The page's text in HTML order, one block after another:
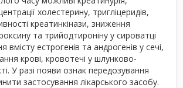
холестерину, тригліцеридів,
креатинкінази, зниження
та трийодтироніну у сироватці
вмісту естрогенів та андрогенів у сечі,
крові, кровотечі у шлунково-
У разі появи ознак передозування
застосування лікарського засобу.